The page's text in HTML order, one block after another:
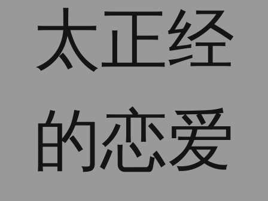
太正经
的恋爱